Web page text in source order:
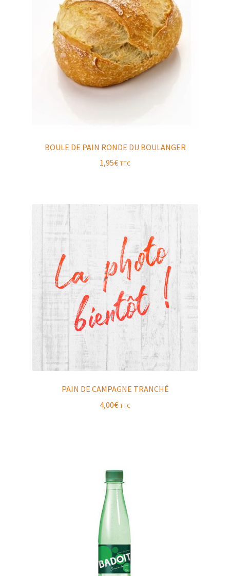
BOULE DE PAIN RONDE DU BOULANGER
1,95€ TTC
PAIN DE CAMPAGNE TRANCHÉ
4,00€ TTC